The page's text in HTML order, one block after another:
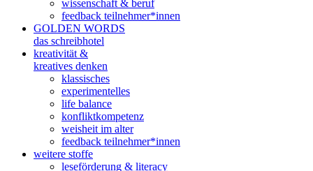
wissenschaft & beruf
feedback teilnehmer*innen
GOLDEN WORDS
das schreibhotel
kreativität &
kreatives denken
klassisches
experimentelles
life balance
konfliktkompetenz
weisheit im alter
feedback teilnehmer*innen
weitere stoffe
leseförderung & literacy